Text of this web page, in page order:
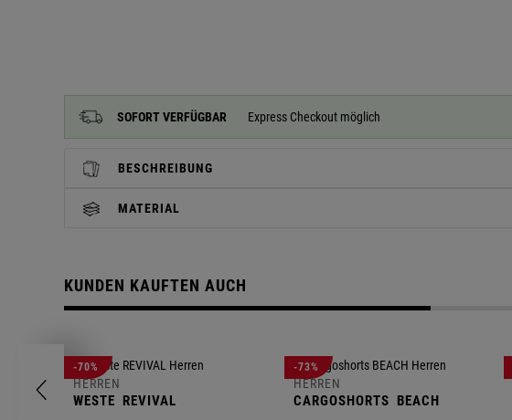
SOFORT VERFÜGBAR Express Checkout möglich
BESCHREIBUNG
MATERIAL
KUNDEN KAUFTEN AUCH
-70%
HERREN
WESTE REVIVAL
-73%
HERREN
CARGOSHORTS BEACH